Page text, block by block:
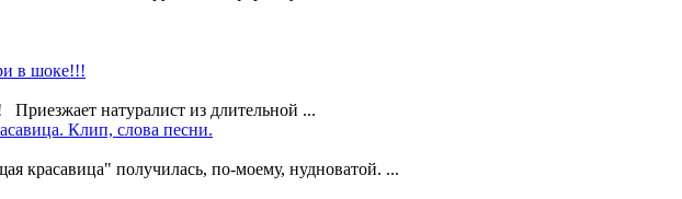
в шоке!!!
натуралист из длительной ...
Клип, слова песни.
красавица" получилась, по-моему, нудноватой. ...